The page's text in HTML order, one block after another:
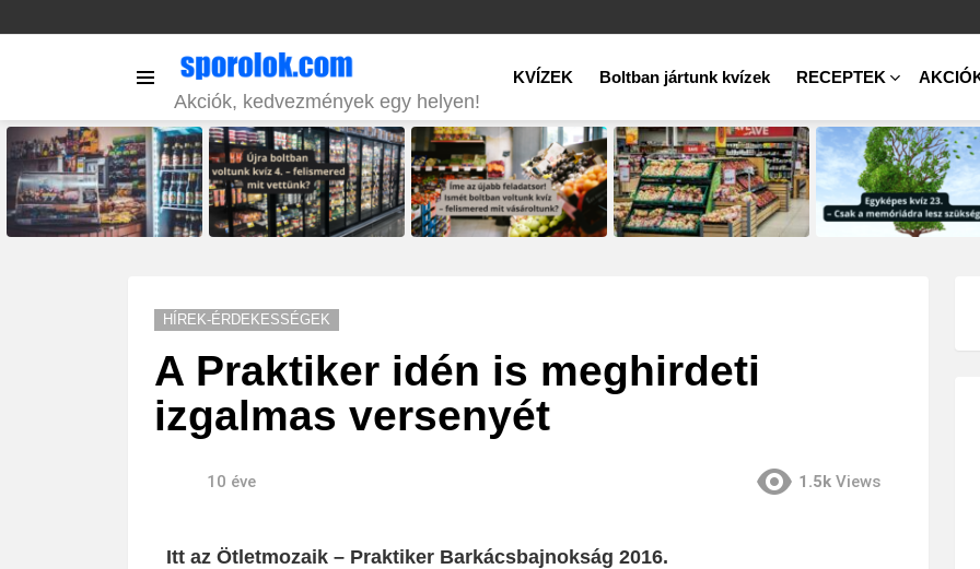
Akciók, kedvezmények egy helyen!
KVÍZEK Boltban jártunk kvízek RECEPTEK
STORIES
HÍREK-ÉRDEKESSÉGEK
A Praktiker idén is meghirdeti
izgalmas versenyét
10 éve 1.5k Views
Itt az Ötletmozaik – Praktiker Barkácsbajnokság 2016.